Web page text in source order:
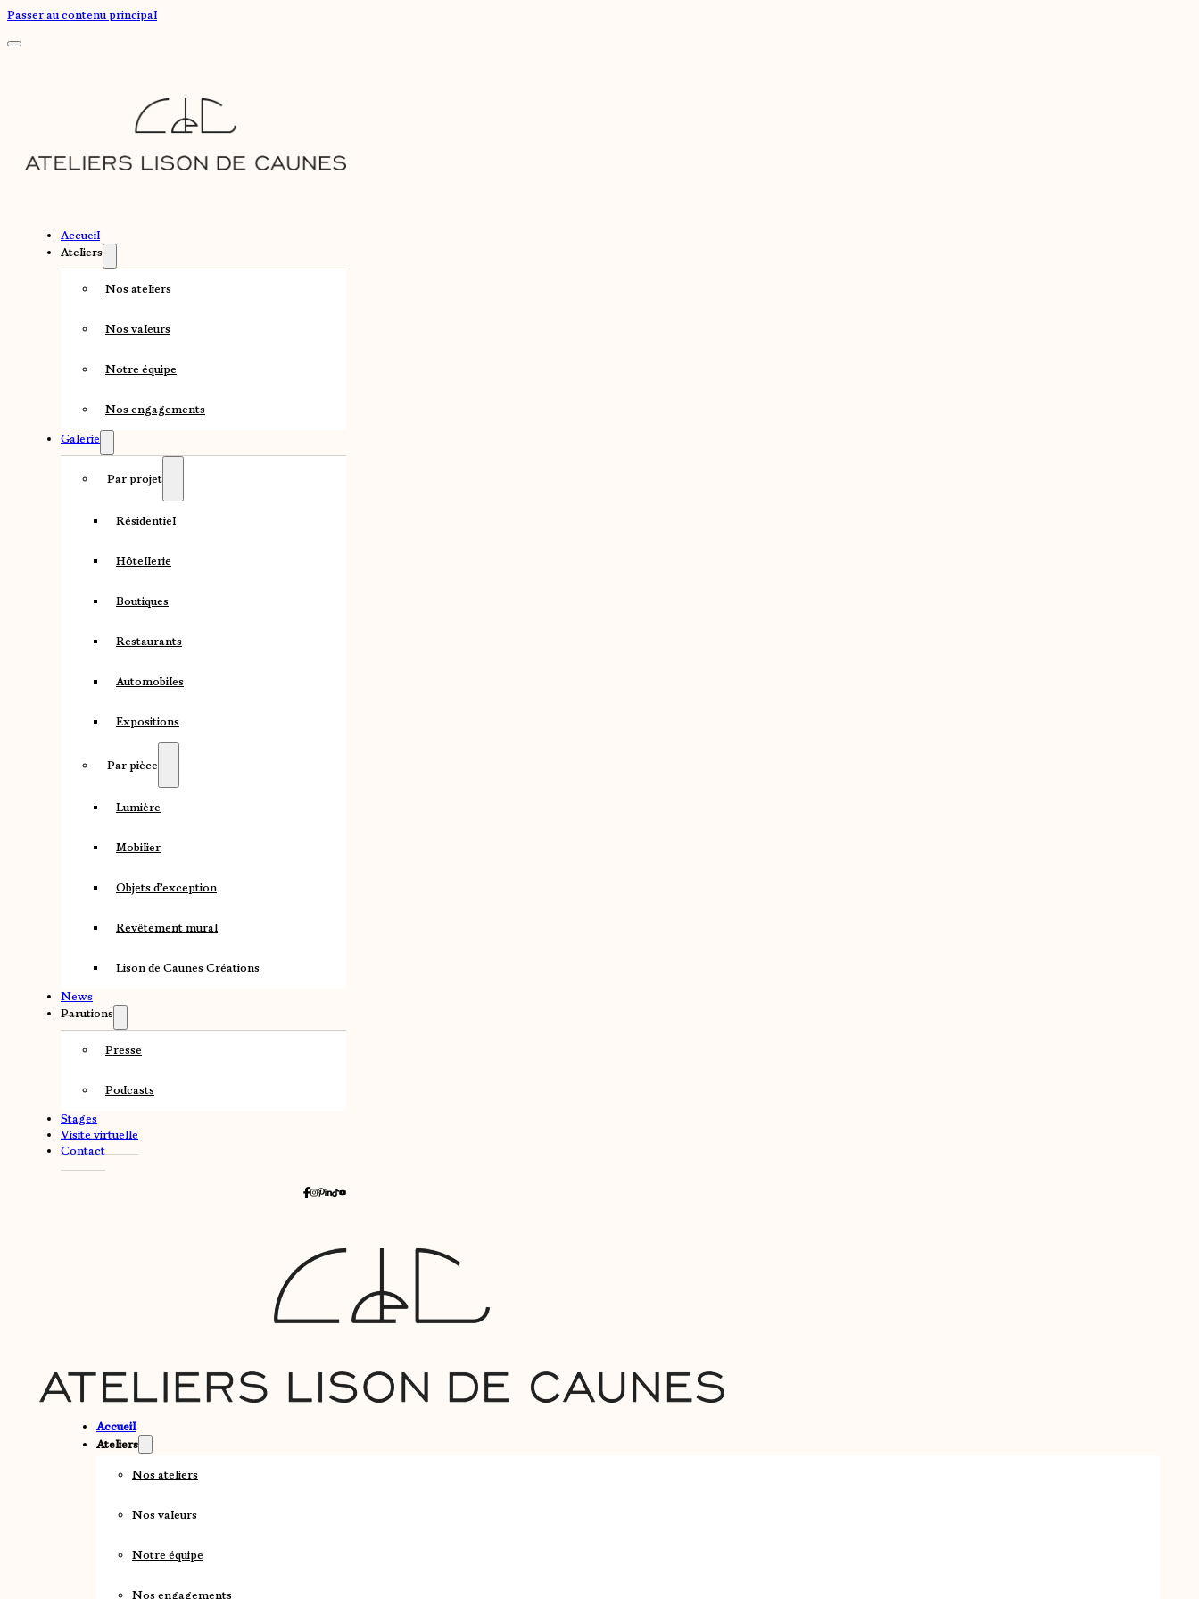
Passer au contenu principal
Accueil
Ateliers
Nos ateliers
Nos valeurs
Notre équipe
Nos engagements
Galerie
Par projet
Résidentiel
Hôtellerie
Boutiques
Restaurants
Automobiles
Expositions
Par pièce
Lumière
Mobilier
Objets d’exception
Revêtement mural
Lison de Caunes Créations
News
Parutions
Presse
Podcasts
Stages
Visite virtuelle
Contact
Accueil
Ateliers
Nos ateliers
Nos valeurs
Notre équipe
Nos engagements